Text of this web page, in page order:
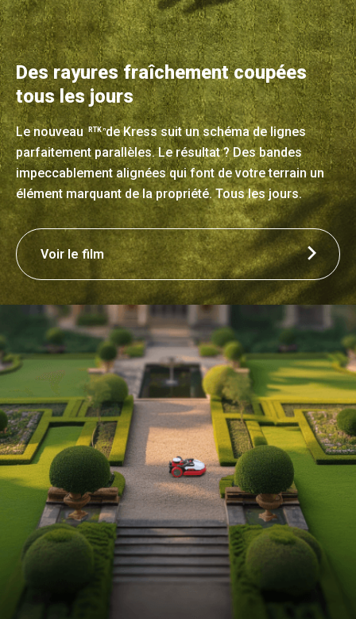
Des rayures fraîchement coupées
tous les jours
Le nouveau RTK n
de Kress suit un schéma de lignes
parfaitement parallèles. Le résultat ? Des bandes
impeccablement alignées qui font de votre terrain un
élément marquant de la propriété. Tous les jours.
Voir le film